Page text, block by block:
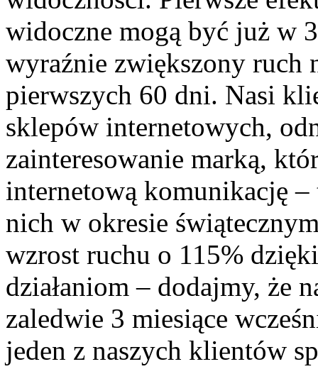
widoczne mogą być już w
wyraźnie zwiększony ruch
pierwszych 60 dni. Nasi
sklepów internetowych,
zainteresowanie marką,
internetową komunikację –
nich w okresie
wzrost ruchu o 115%
działaniom – dodajmy, że
zaledwie 3 miesiące
jeden z naszych klientów